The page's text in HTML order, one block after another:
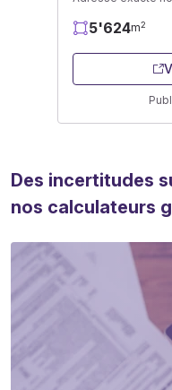
5'624m2
Des incertitudes
nos calculateurs